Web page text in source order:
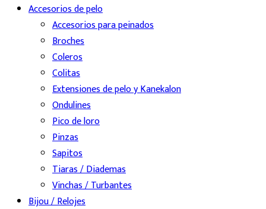
Accesorios de pelo
Accesorios para peinados
Broches
Coleros
Colitas
Extensiones de pelo y Kanekalon
Ondulines
Pico de loro
Pinzas
Sapitos
Tiaras / Diademas
Vinchas / Turbantes
Bijou / Relojes